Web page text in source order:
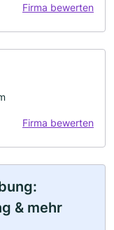
Firma bewerten
Firma bewerten
& mehr